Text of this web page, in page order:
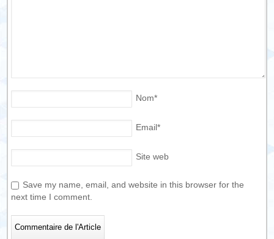
Nom*
Email*
Site web
Save my name, email, and website in this browser for the
next time I comment.